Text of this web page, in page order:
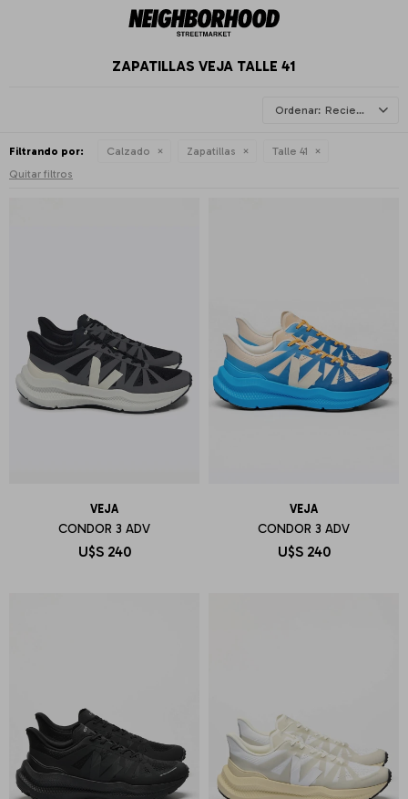
ZAPATILLAS VEJA TALLE 41
Recientes
Filtrando por: Calzado Zapatillas
Talle 41
Quitar filtros
VEJA
CONDOR 3 ADV
U$S 240
VEJA
CONDOR 3 ADV
U$S 240